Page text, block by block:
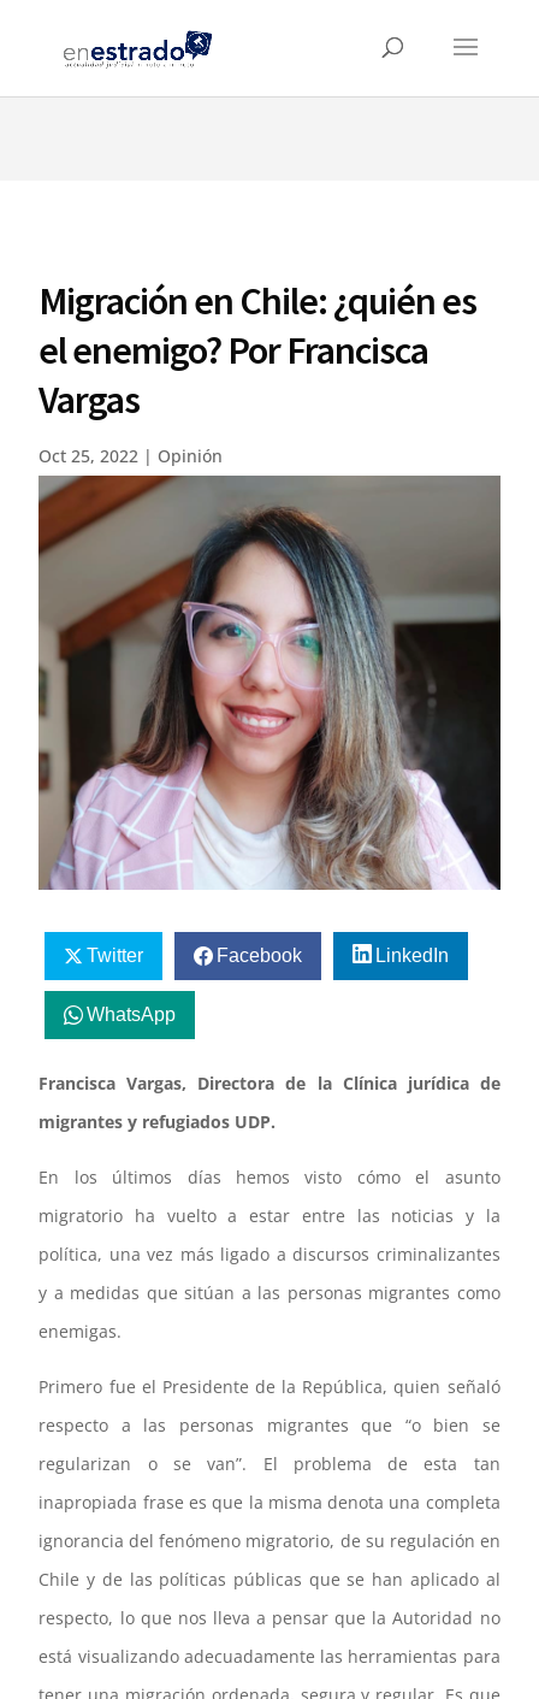
⚠️ Hosting plan for this site has expired.
avoid service disruption.
Migración en Chile: ¿quién es
el enemigo? Por Francisca
Vargas
Oct 25, 2022 | Opinión
Twitter Facebook LinkedIn
WhatsApp
Francisca Vargas, Directora de la Clínica jurídica de
migrantes y refugiados UDP.
En los últimos días hemos visto cómo el asunto
migratorio ha vuelto a estar entre las noticias y la
política, una vez más ligado a discursos criminalizantes
y a medidas que sitúan a las personas migrantes como
enemigas.
Primero fue el Presidente de la República, quien señaló
respecto a las personas migrantes que “o bien se
regularizan o se van”. El problema de esta tan
inapropiada frase es que la misma denota una completa
ignorancia del fenómeno migratorio, de su regulación en
Chile y de las políticas públicas que se han aplicado al
respecto, lo que nos lleva a pensar que la Autoridad no
está visualizando adecuadamente las herramientas para